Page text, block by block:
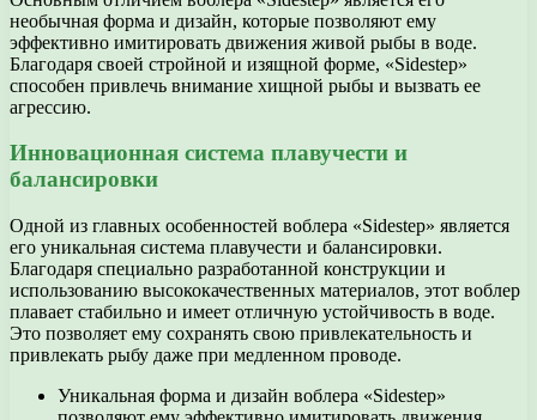
необычная форма и дизайн, которые позволяют ему
эффективно имитировать движения живой рыбы в воде.
Благодаря своей стройной и изящной форме, «Sidestep»
способен привлечь внимание хищной рыбы и вызвать ее
агрессию.
Инновационная система плавучести и
балансировки
Одной из главных особенностей воблера «Sidestep» является
его уникальная система плавучести и балансировки.
Благодаря специально разработанной конструкции и
использованию высококачественных материалов, этот воблер
плавает стабильно и имеет отличную устойчивость в воде.
Это позволяет ему сохранять свою привлекательность и
привлекать рыбу даже при медленном проводе.
Уникальная форма и дизайн воблера «Sidestep»